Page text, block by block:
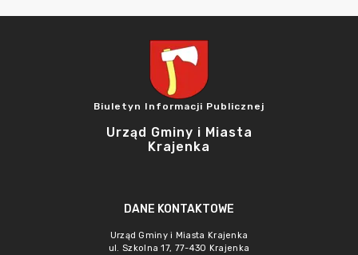
Biuletyn Informacji Publicznej
Urząd Gminy i Miasta
Krajenka
DANE KONTAKTOWE
Urząd Gminy i Miasta Krajenka
ul. Szkolna 17, 77-430 Krajenka